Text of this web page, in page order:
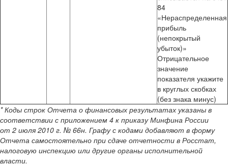
84
«Нераспределенная
прибыль
(непокрытый
убыток)»
Отрицательное
значение
показателя укажите
в круглых скобках
(без знака минус)
*Коды строк Отчета о финансовых результатах указаны в
соответствии с приложением 4 к приказу Минфина России
от 2 июля 2010 г. № 66н. Графу с кодами добавляют в форму
Отчета самостоятельно при сдаче отчетности в Росстат,
налоговую инспекцию или другие органы исполнительной
власти.